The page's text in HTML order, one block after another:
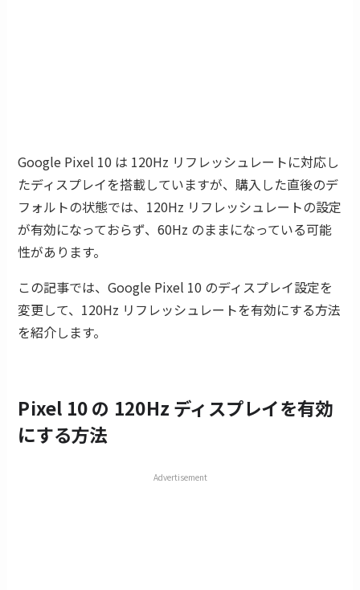
Google Pixel 10 は 120Hz リフレッシュレートに対応し
たディスプレイを搭載していますが、購入した直後のデ
フォルトの状態では、120Hz リフレッシュレートの設定
が有効になっておらず、60Hz のままになっている可能
性があります。
この記事では、Google Pixel 10 のディスプレイ設定を
変更して、120Hz リフレッシュレートを有効にする方法
を紹介します。
Pixel 10 の 120Hz ディスプレイを有効
にする方法
Advertisement